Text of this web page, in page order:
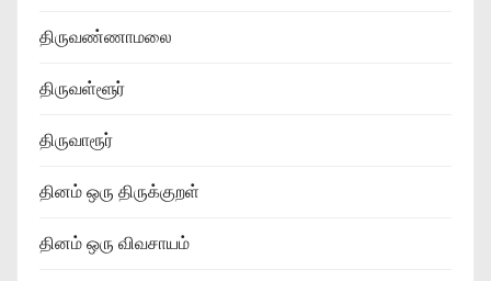
திருவண்ணாமலை
திருவள்ளூர்
திருவாரூர்
தினம் ஒரு திருக்குறள்
தினம் ஒரு விவசாயம்